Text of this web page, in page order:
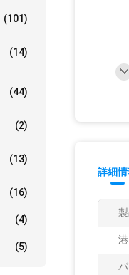
(101)
(14)
(44)
(2)
(13)
(16)
(4)
(5)
詳細